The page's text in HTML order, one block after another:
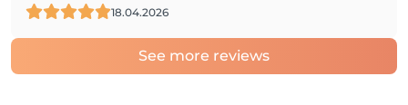
18.04.2026
See more reviews